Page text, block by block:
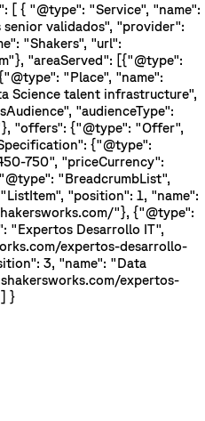
[ { "@type": "Service", "name":
validados", "provider":
"Shakers", "url":
"areaServed": [{"@type":
"Place", "name":
Science talent infrastructure",
"audienceType":
"offers": {"@type": "Offer",
{"@type":
750", "priceCurrency":
"BreadcrumbList",
"position": 1, "name":
"}, {"@type":
"Expertos Desarrollo IT",
expertos-desarrollo-
3, "name": "Data
expertos-
}